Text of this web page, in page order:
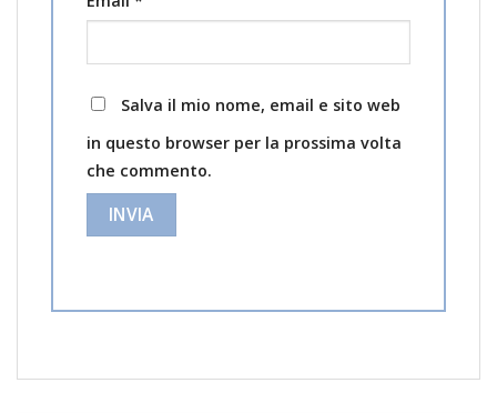
Salva il mio nome, email e sito web
in questo browser per la prossima volta
che commento.